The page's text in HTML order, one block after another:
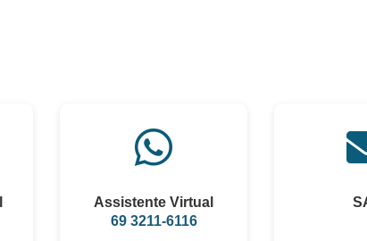
Assistente Virtual
69 3211-6116